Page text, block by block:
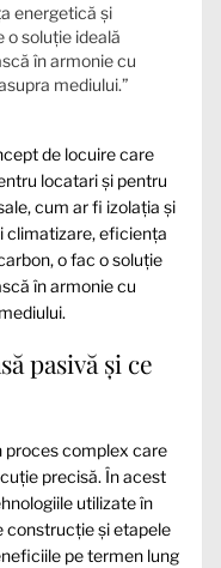
energetică și
o soluție ideală
în armonie cu
mediului.”
de locuire care
locatari și pentru
cum ar fi izolația și
climatizare, eficiența
o fac o soluție
în armonie cu
pasivă și ce
proces complex care
precisă. În acest
utilizate în
construcție și etapele
pe termen lung